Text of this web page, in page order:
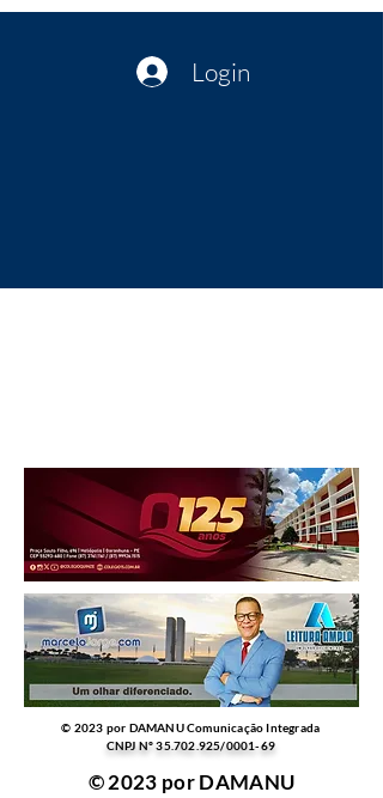
Login
© 2023 por DAMANU Comunicação Integrada
CNPJ Nº35.702.925/0001-69
© 2023 por DAMANU